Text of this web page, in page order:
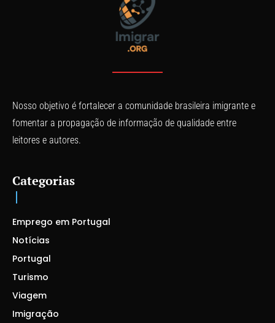
Nosso objetivo é fortalecer a comunidade brasileira imigrante e
fomentar a propagação de informação de qualidade entre
leitores e autores.
Categorias
Emprego em Portugal
Notícias
Portugal
Turismo
Viagem
Imigração